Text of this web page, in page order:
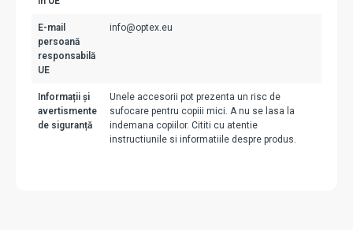
E-mail
persoană
responsabilă
UE
info@optex.eu
Informații și
avertismente
de siguranță
Unele accesorii pot prezenta un risc de
sufocare pentru copiii mici. A nu se lasa la
indemana copiilor. Cititi cu atentie
instructiunile si informatiile despre produs.